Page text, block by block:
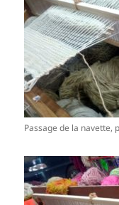
Passage de la navette,